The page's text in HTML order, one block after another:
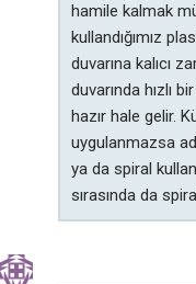
hamile kalmak
kullandığımız
duvarına kalıcı
duvarında hızlı
hazır hale gelir.
uygulanmazsa
ya da spiral
sırasında da